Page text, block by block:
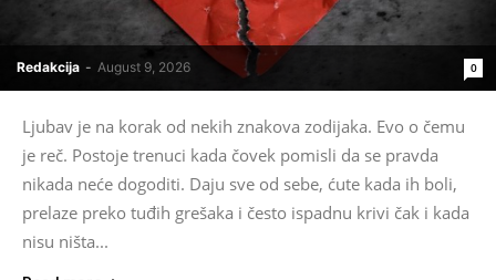
Redakcija - August 9, 2026 0
Ljubav je na korak od nekih znakova zodijaka. Evo o čemu
je reč. Postoje trenuci kada čovek pomisli da se pravda
nikada neće dogoditi. Daju sve od sebe, ćute kada ih boli,
prelaze preko tuđih grešaka i često ispadnu krivi čak i kada
nisu ništa...